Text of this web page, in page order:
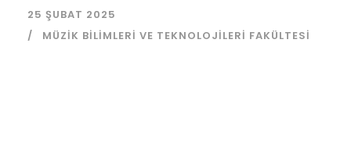
25 ŞUBAT 2025
MÜZIK BILIMLERI VE TEKNOLOJILERI FAKÜLTESI